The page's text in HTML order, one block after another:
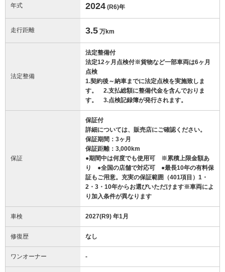
年式 2024 (R6)年
走行距離 3.5 万km
法定整備
法定整備付
法定12ヶ月点検付※貨物など一部車両は6ヶ月
点検
1.契約後～納車までに法定点検を実施致しま
す。 2.支払総額に整備代金を含んでおりま
す。 3.点検記録簿が発行されます。
保証
保証付
詳細については、販売店にご確認ください。
保証期間：3ヶ月
保証距離：3,000km
●期間中は何度でも使用可 ※累積上限金額あ
り ●全国の店舗で対応可 ●最長10年の有料保
証もご用意。充実の保証範囲（401項目）1・
2・3・10年からお選びいただけます※車両によ
り加入条件が異なります
車検 2027(R9) 年1月
修復歴 なし
ワンオーナー -